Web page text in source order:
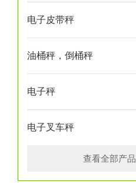
电子皮带秤
油桶秤，倒桶秤
电子秤
电子叉车秤
查看全部产品